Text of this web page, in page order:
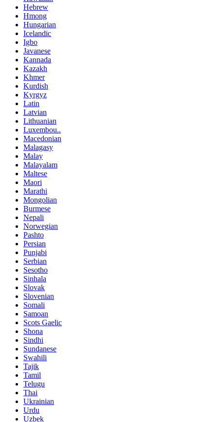
Hebrew
Hmong
Hungarian
Icelandic
Igbo
Javanese
Kannada
Kazakh
Khmer
Kurdish
Kyrgyz
Latin
Latvian
Lithuanian
Luxembou..
Macedonian
Malagasy
Malay
Malayalam
Maltese
Maori
Marathi
Mongolian
Burmese
Nepali
Norwegian
Pashto
Persian
Punjabi
Serbian
Sesotho
Sinhala
Slovak
Slovenian
Somali
Samoan
Scots Gaelic
Shona
Sindhi
Sundanese
Swahili
Tajik
Tamil
Telugu
Thai
Ukrainian
Urdu
Uzbek